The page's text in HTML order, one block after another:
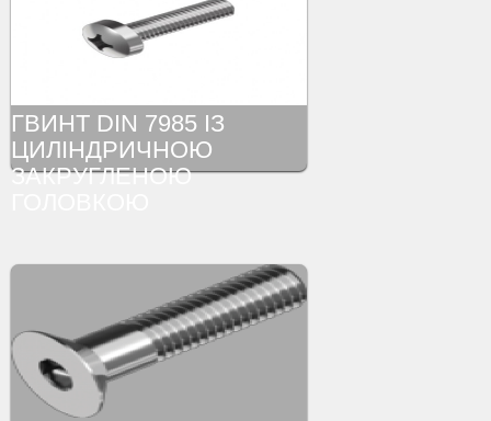
ГВИНТ DIN 7985 ІЗ
ЦИЛІНДРИЧНОЮ
ЗАКРУГЛЕНОЮ